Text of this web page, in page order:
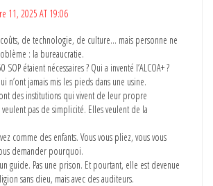
11, 2025 AT 19:06
de technologie, de culture… mais personne ne
: la bureaucratie.
étaient nécessaires ? Qui a inventé l’ALCOA+ ?
n’ont jamais mis les pieds dans une usine.
des institutions qui vivent de leur propre
pas de simplicité. Elles veulent de la
comme des enfants. Vous vous pliez, vous vous
demander pourquoi.
guide. Pas une prison. Et pourtant, elle est devenue
sans dieu, mais avec des auditeurs.